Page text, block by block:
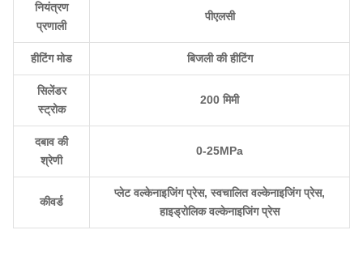
नियंत्रण
प्रणाली
पीएलसी
हीटिंग मोड बिजली की हीटिंग
सिलेंडर
स्ट्रोक
200 मिमी
दबाव की
श्रेणी
0-25MPa
कीवर्ड
प्लेट वल्केनाइजिंग प्रेस, स्वचालित वल्केनाइजिंग प्रेस,
हाइड्रोलिक वल्केनाइजिंग प्रेस